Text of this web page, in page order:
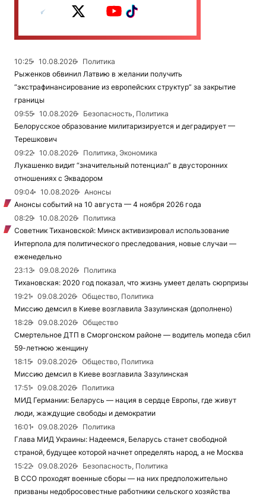
10:25 10.08.2026
Политика
Рыженков обвинил Латвию в желании получить
“экстрафинансирование из европейских структур” за закрытие
границы
09:55
10.08.2026
Безопасность, Политика
Белорусское образование милитаризируется и деградирует —
Терешкович
09:22
10.08.2026
Политика, Экономика
Лукашенко видит “значительный потенциал” в двусторонних
отношениях с Эквадором
09:04
10.08.2026
Анонсы
Анонсы событий на 10 августа — 4 ноября 2026 года
08:29
10.08.2026
Политика
Советник Тихановской: Минск активизировал использование
Интерпола для политического преследования, новые случаи —
еженедельно
23:13
09.08.2026
Политика
Тихановская: 2020 год показал, что жизнь умеет делать сюрпризы
19:21
09.08.2026
Общество, Политика
Миссию демсил в Киеве возглавила Зазулинская (дополнено)
18:28
09.08.2026
Общество
Смертельное ДТП в Сморгонском районе — водитель мопеда сбил
59-летнюю женщину
18:15
09.08.2026
Общество, Политика
Миссию демсил в Киеве возглавила Зазулинская
17:51
09.08.2026
Политика
МИД Германии: Беларусь — нация в сердце Европы, где живут
люди, жаждущие свободы и демократии
16:01
09.08.2026
Политика
Глава МИД Украины: Надеемся, Беларусь станет свободной
страной, будущее которой начнет определять народ, а не Москва
15:22
09.08.2026
Безопасность, Политика
В ССО проходят военные сборы — на них предположительно
призваны недобросовестные работники сельского хозяйства